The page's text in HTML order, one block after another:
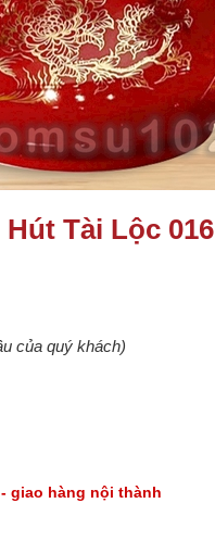
Tài Lộc 016
của quý khách)
giao hàng nội thành